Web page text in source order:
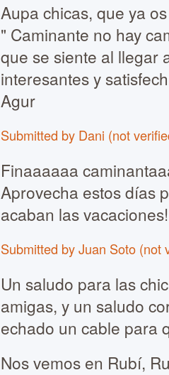
Aupa chicas, que ya
" Caminante no hay
que se siente al llegar
interesantes y
Agur
Submitted by Dani (not
Finaaaaaa
Aprovecha estos días
acaban las
Submitted by Juan Soto (not
Un saludo para las
amigas, y un saludo
echado un cable para
Nos vemos en Rubí,